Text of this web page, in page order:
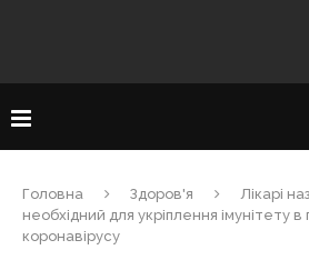
Головна Здоров'я
Лікарі
необхідний для укріплення імунітету в
коронавірусу